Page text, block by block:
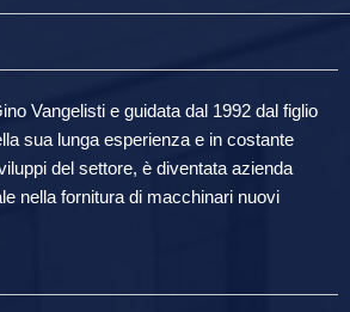
Vangelisti e guidata dal 1992 dal figlio
sua lunga esperienza e in costante
del settore, è diventata azienda
nella fornitura di macchinari nuovi